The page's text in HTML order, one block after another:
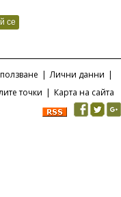
| Лични данни |
точки | Карта на сайта